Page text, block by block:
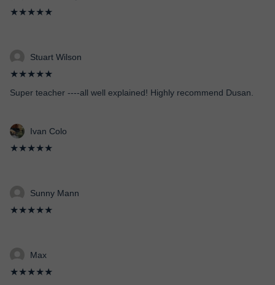
★★★★★
Stuart Wilson
★★★★★
Super teacher ----all well explained! Highly recommend Dusan.
Ivan Colo
★★★★★
Sunny Mann
★★★★★
Max
★★★★★